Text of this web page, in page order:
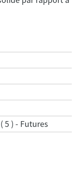
5 ) - Futures